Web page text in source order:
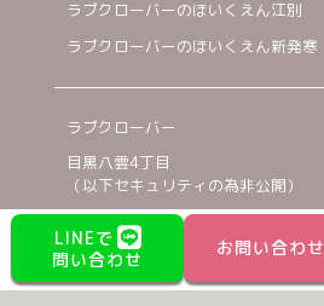
ラブクローバーのほいくえん江別
ラブクローバーのほいくえん新発寒
ラブクローバー
目黒八雲4丁目
（以下セキュリティの為非公開）
03-6432-2886
©2023 TWO CARAT inc.
LINEで
問い合わせ
お問い合わせ